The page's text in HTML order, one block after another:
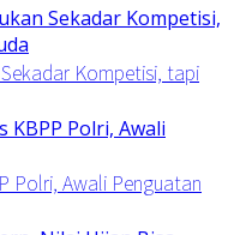
Kompetisi, tapi
Polri, Awali Penguatan